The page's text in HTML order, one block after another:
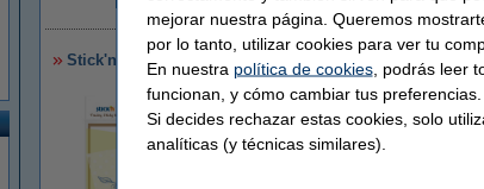
Stick'n Notas autoadhesivas transparentes 150 x 203 mm
Descripción
Con el papel de calco
material transparente o
protector y pega la
mejorar nuestra página. Queremos
por lo tanto, utilizar cookies para ver tu
En nuestra política de cookies, podrás leer
funcionan, y cómo cambiar tus
Si decides rechazar estas cookies, solo
analíticas (y técnicas similares).